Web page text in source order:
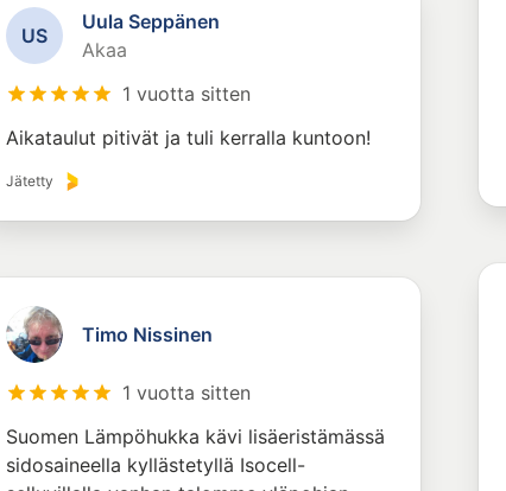
US
Uula Seppänen
Akaa
1 vuotta sitten
Aikataulut pitivät ja tuli kerralla kuntoon!
Jätetty
Timo Nissinen
1 vuotta sitten
Suomen Lämpöhukka kävi lisäeristämässä
sidosaineella kyllästetyllä Isocell-